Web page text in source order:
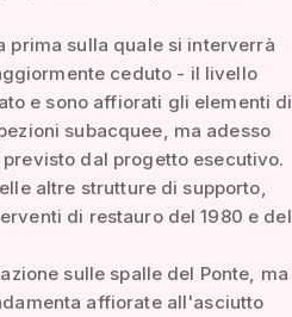
prima sulla quale si interverrà
ceduto - il livello
e sono affiorati gli elementi di
subacquee, ma adesso
dal progetto esecutivo.
altre strutture di supporto,
di restauro del 1980 e del
sulle spalle del Ponte, ma
affiorate all'asciutto